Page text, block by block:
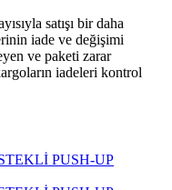
satışı bir daha
iade ve değişimi
ve paketi zarar
iadeleri kontrol